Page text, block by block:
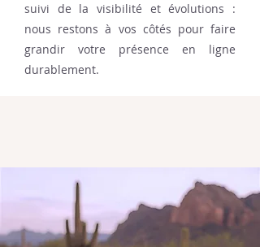
suivi de la visibilité et évolutions :
nous restons à vos côtés pour faire
grandir votre présence en ligne
durablement.